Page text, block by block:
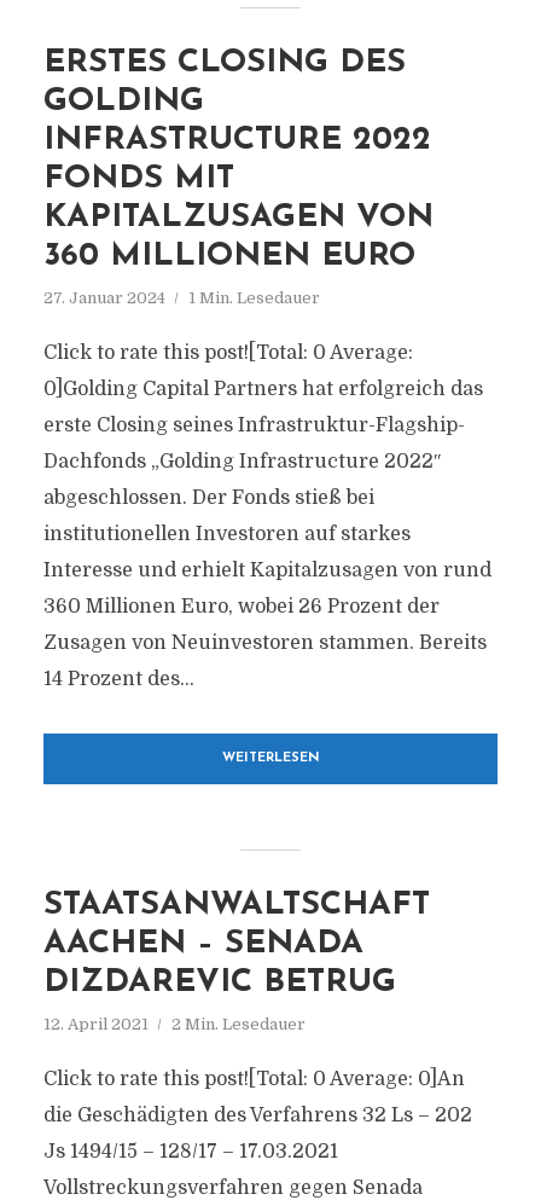
ERSTES CLOSING DES
GOLDING
INFRASTRUCTURE 2022
FONDS MIT
KAPITALZUSAGEN VON
360 MILLIONEN EURO
27. Januar 2024 1 Min. Lesedauer
Click to rate this post![Total: 0 Average:
0]Golding Capital Partners hat erfolgreich das
erste Closing seines Infrastruktur-Flagship-
Dachfonds „Golding Infrastructure 2022″
abgeschlossen. Der Fonds stieß bei
institutionellen Investoren auf starkes
Interesse und erhielt Kapitalzusagen von rund
360 Millionen Euro, wobei 26 Prozent der
Zusagen von Neuinvestoren stammen. Bereits
14 Prozent des...
WEITERLESEN
STAATSANWALTSCHAFT
AACHEN – SENADA
DIZDAREVIC BETRUG
12. April 2021 2 Min. Lesedauer
Click to rate this post![Total: 0 Average: 0]An
die Geschädigten des Verfahrens 32 Ls – 202
Js 1494/15 – 128/17 – 17.03.2021
Vollstreckungsverfahren gegen Senada